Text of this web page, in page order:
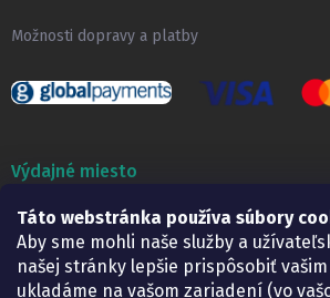
Táto webstránka používa súbory
Aby sme mohli naše služby a
našej stránky lepšie prispôsobiť
ukladáme na vašom zariadení (vo
Možnosti dopravy a platby
Výdajné miesto
Lekáreň ADONAI
Košice – Smetanova 2
Pondelok:
07.30 – 15.30 h.
Utorok:
07.30 – 16.00 h.